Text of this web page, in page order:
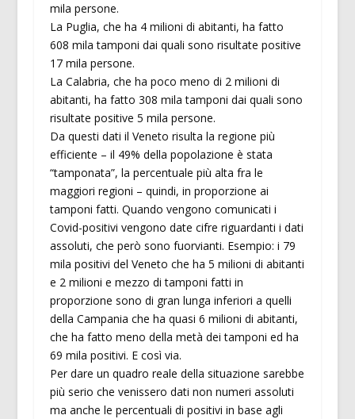
mila persone.
La Puglia, che ha 4 milioni di abitanti, ha fatto
608 mila tamponi dai quali sono risultate positive
17 mila persone.
La Calabria, che ha poco meno di 2 milioni di
abitanti, ha fatto 308 mila tamponi dai quali sono
risultate positive 5 mila persone.
Da questi dati il Veneto risulta la regione più
efficiente – il 49% della popolazione è stata
“tamponata”, la percentuale più alta fra le
maggiori regioni – quindi, in proporzione ai
tamponi fatti. Quando vengono comunicati i
Covid-positivi vengono date cifre riguardanti i dati
assoluti, che però sono fuorvianti. Esempio: i 79
mila positivi del Veneto che ha 5 milioni di abitanti
e 2 milioni e mezzo di tamponi fatti in
proporzione sono di gran lunga inferiori a quelli
della Campania che ha quasi 6 milioni di abitanti,
che ha fatto meno della metà dei tamponi ed ha
69 mila positivi. E così via.
Per dare un quadro reale della situazione sarebbe
più serio che venissero dati non numeri assoluti
ma anche le percentuali di positivi in base agli